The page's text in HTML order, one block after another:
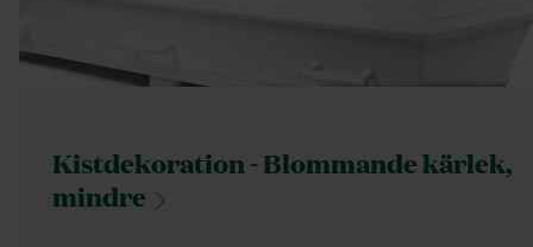
Kistdekoration - Blommande kärlek,
mindre